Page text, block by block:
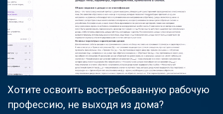
Хотите освоить востребованную рабочую
профессию, не выходя из дома?